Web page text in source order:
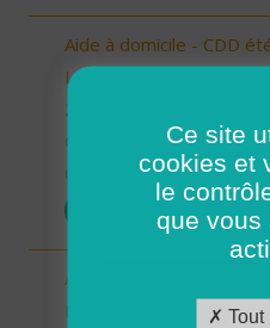
Aide à domicile - CDD
Lampaul-Ploudalmézeau,
05/03/2026
Aide à domicile - CDD
Plouarzel/Ploumoguer
Ce site
cookies et
le
que vous
Tout